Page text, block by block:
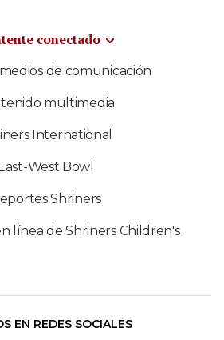
conectado
de comunicación
multimedia
International
East-West Bowl
Shriners
línea de Shriners Children's
EN REDES SOCIALES